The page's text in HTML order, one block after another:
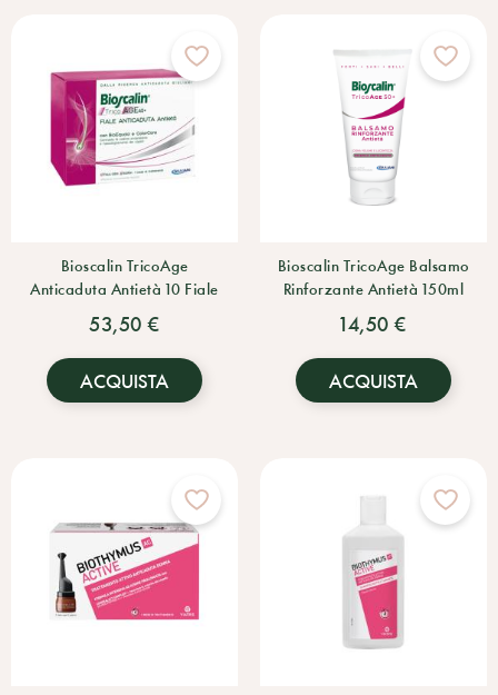
Bioscalin TricoAge
Anticaduta Antietà 10 Fiale
53,50 €
ACQUISTA
Bioscalin TricoAge Balsamo
Rinforzante Antietà 150ml
14,50 €
ACQUISTA